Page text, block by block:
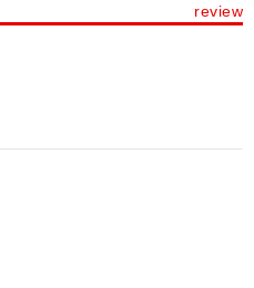
review